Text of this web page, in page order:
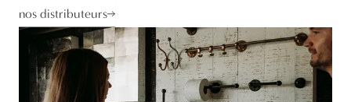
nos distributeurs